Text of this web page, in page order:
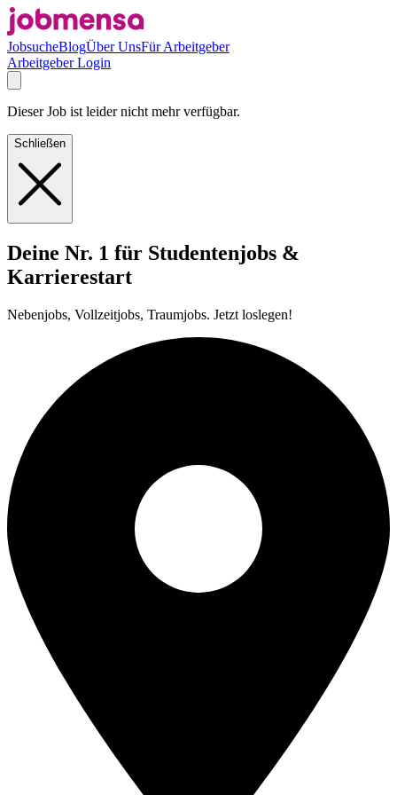
JobsucheBlogÜber UnsFür Arbeitgeber
Arbeitgeber Login
Dieser Job ist leider nicht mehr verfügbar.
Schließen
Deine Nr. 1 für Studentenjobs &
Karrierestart
Nebenjobs, Vollzeitjobs, Traumjobs. Jetzt loslegen!